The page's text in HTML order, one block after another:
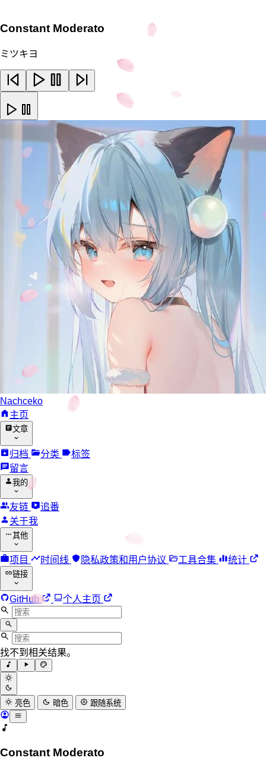
Constant Moderato
ミツキヨ
Nachceko
主页
文章
归档 分类
标签
留言
我的
友链
追番
关于我
其他
项目 时间线 隐私政策和用户协议 工具合集 统计
链接
GitHub 个人主页
找不到相关结果。
亮色 暗色 跟随系统
Constant Moderato